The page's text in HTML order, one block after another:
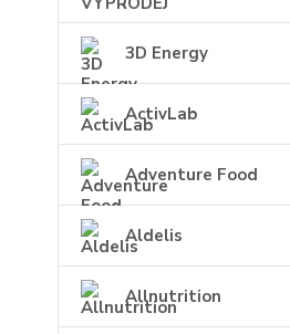
3D Energy
ActivLab
Adventure Food
Aldelis
Allnutrition